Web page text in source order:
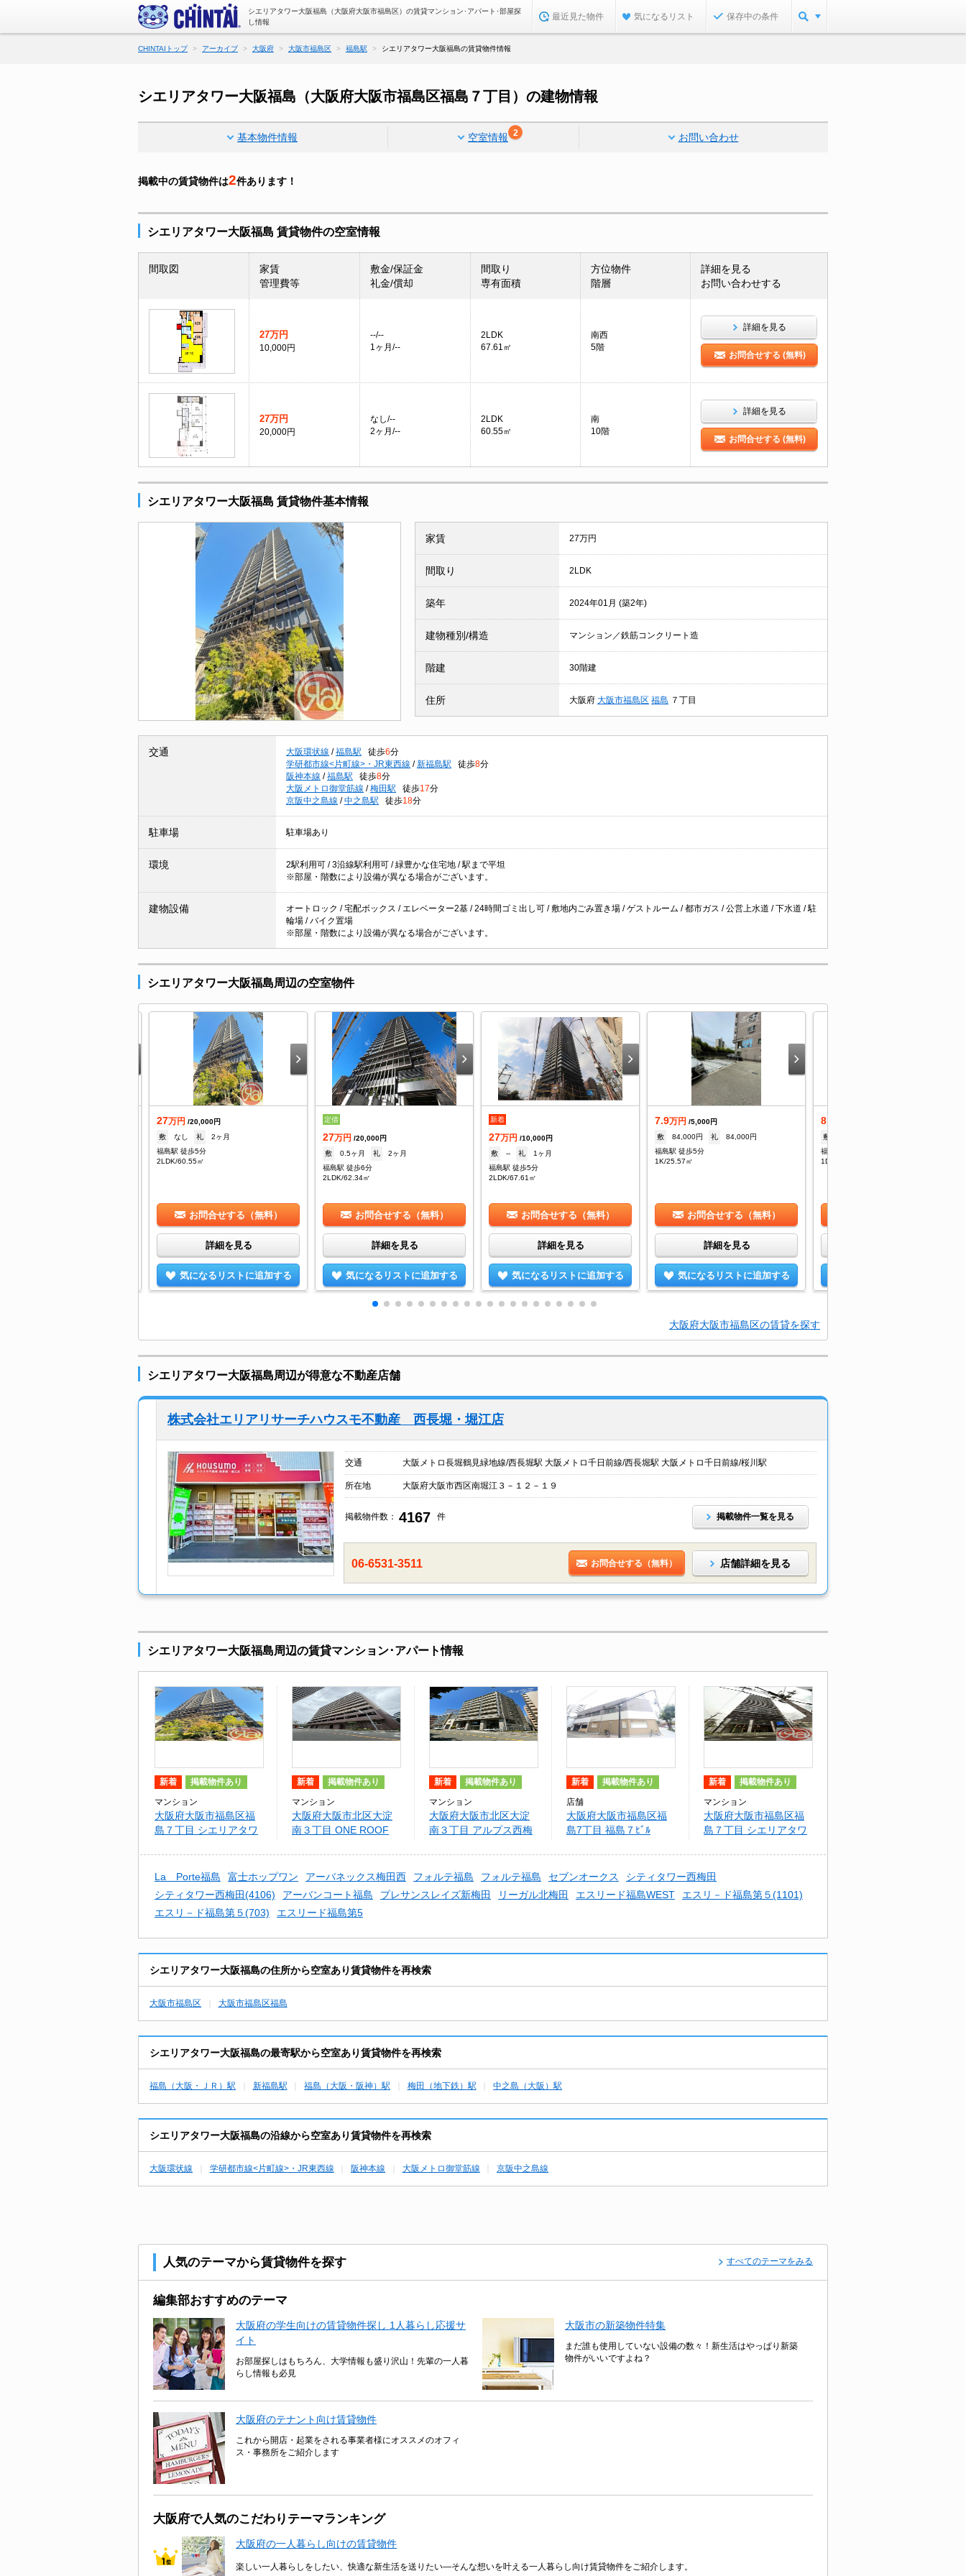
シエリアタワー大阪福島（大阪府大阪市福島区）の賃貸マンション･アパート･部屋探
し情報
最近見た物件 気になるリスト 保存中の条件
CHINTAIトップ アーカイブ 大阪府 大阪市福島区 福島駅 シエリアタワー大阪福島の賃貸物件情報
シエリアタワー大阪福島（大阪府大阪市福島区福島７丁目）の建物情報
基本物件情報 空室情報 2 お問い合わせ
掲載中の賃貸物件は2件あります！
シエリアタワー大阪福島 賃貸物件の空室情報
間取図
家賃
管理費等
敷金/保証金
礼金/償却
間取り
専有面積
方位物件
階層
詳細を見る
お問い合わせする
27万円
10,000円
--/--
1ヶ月/--
2LDK
67.61㎡
南西
5階
詳細を見る
お問合せする (無料)
27万円
20,000円
なし/--
2ヶ月/--
2LDK
60.55㎡
南
10階
詳細を見る
お問合せする (無料)
シエリアタワー大阪福島 賃貸物件基本情報
家賃 27万円
間取り 2LDK
築年 2024年01月 (築2年)
建物種別/構造 マンション／鉄筋コンクリート造
階建 30階建
住所 大阪府 大阪市福島区 福島 ７丁目
交通 大阪環状線 / 福島駅 徒歩6分
学研都市線<片町線>・JR東西線 / 新福島駅 徒歩8分
阪神本線 / 福島駅 徒歩8分
大阪メトロ御堂筋線 / 梅田駅 徒歩17分
京阪中之島線 / 中之島駅 徒歩18分
駐車場 駐車場あり
環境
2駅利用可 / 3沿線駅利用可 / 緑豊かな住宅地 / 駅まで平坦
※部屋・階数により設備が異なる場合がございます。
建物設備
オートロック / 宅配ボックス / エレベーター2基 / 24時間ゴミ出し可 / 敷地内ごみ置き場 / ゲストルーム / 都市ガス / 公営上水道 / 下水道 / 駐
輪場 / バイク置場
※部屋・階数により設備が異なる場合がございます。
シエリアタワー大阪福島周辺の空室物件
27万円 /20,000円
敷
なし 礼
2ヶ月
福島駅 徒歩5分
2LDK/60.55㎡
お問合せする（無料）
詳細を見る
気になるリストに追加する
定借
27万円 /20,000円
敷
0.5ヶ月 礼
2ヶ月
福島駅 徒歩6分
2LDK/62.34㎡
お問合せする（無料）
詳細を見る
気になるリストに追加する
新着
27万円 /10,000円
敷
-- 礼
1ヶ月
福島駅 徒歩5分
2LDK/67.61㎡
お問合せする（無料）
詳細を見る
気になるリストに追加する
7.9万円 /5,000円
敷
84,000円 礼
84,000円
福島駅 徒歩5分
1K/25.57㎡
お問合せする（無料）
詳細を見る
気になるリストに追加する
8.9
敷
福島駅 徒歩5分
1DK/30.52㎡
大阪府大阪市福島区の賃貸を探す
シエリアタワー大阪福島周辺が得意な不動産店舗
株式会社エリアリサーチハウスモ不動産 西長堀・堀江店
交通 大阪メトロ長堀鶴見緑地線/西長堀駅 大阪メトロ千日前線/西長堀駅 大阪メトロ千日前線/桜川駅
所在地 大阪府大阪市西区南堀江３－１２－１９
掲載物件数： 4167 件 掲載物件一覧を見る
06-6531-3511 お問合せする（無料） 店舗詳細を見る
シエリアタワー大阪福島周辺の賃貸マンション･アパート情報
新着 掲載物件あり
マンション
大阪府大阪市福島区福
島７丁目 シエリアタワ
新着 掲載物件あり
マンション
大阪府大阪市北区大淀
南３丁目 ONE ROOF
新着 掲載物件あり
マンション
大阪府大阪市北区大淀
南３丁目 アルプス西梅
新着 掲載物件あり
店舗
大阪府大阪市福島区福
島7丁目 福島７ﾋﾞﾙ
新着 掲載物件あり
マンション
大阪府大阪市福島区福
島７丁目 シエリアタワ
La Porte福島 富士ホップワン アーバネックス梅田西 フォルテ福島 フォルテ福島 セブンオークス
シティタワー西梅田
シティタワー西梅田(4106)
アーバンコート福島 プレサンスレイズ新梅田 リーガル北梅田 エスリード福島WEST
エスリ－ド福島第５(1101)
エスリ－ド福島第５(703)
エスリード福島第5
シエリアタワー大阪福島の住所から空室あり賃貸物件を再検索
大阪市福島区 大阪市福島区福島
シエリアタワー大阪福島の最寄駅から空室あり賃貸物件を再検索
福島（大阪・ＪＲ）駅 新福島駅 福島（大阪・阪神）駅 梅田（地下鉄）駅 中之島（大阪）駅
シエリアタワー大阪福島の沿線から空室あり賃貸物件を再検索
大阪環状線 学研都市線<片町線>・JR東西線 阪神本線 大阪メトロ御堂筋線 京阪中之島線
人気のテーマから賃貸物件を探す すべてのテーマをみる
編集部おすすめのテーマ
大阪府の学生向けの賃貸物件探し 1人暮らし応援サ
イト
お部屋探しはもちろん、大学情報も盛り沢山！先輩の一人暮
らし情報も必見
大阪市の新築物件特集
まだ誰も使用していない設備の数々！新生活はやっぱり新築
物件がいいですよね？
大阪府のテナント向け賃貸物件
これから開店・起業をされる事業者様にオススメのオフィ
ス・事務所をご紹介します
大阪府で人気のこだわりテーマランキング
大阪府の一人暮らし向けの賃貸物件
楽しい一人暮らしをしたい、快適な新生活を送りたい―そんな想いを叶える一人暮らし向け賃貸物件をご紹介します。